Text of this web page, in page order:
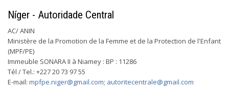
Níger - Autoridade Central
AC/ ANIN
Ministère de la Promotion de la Femme et de la Protection de l'Enfant
(MPF/PE)
Immeuble SONARA II à Niamey : BP : 11286
Tél / Tel.: +227 20 73 97 55
E-mail: mpfpe.niger@gmail.com; autoritecentrale@gmail.com